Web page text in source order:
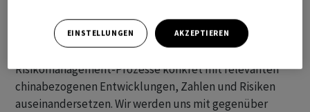
Austausch mit Unternehmen intensivieren. Weiter
heisst es: "Die Bundesregierung erwartet, dass die
Unternehmen sich im Rahmen der bestehenden
Risikomanagement-Prozesse konkret mit relevanten
chinabezogenen Entwicklungen, Zahlen und Risiken
auseinandersetzen. Wir werden uns mit gegenüber
EINSTELLUNGEN AKZEPTIEREN